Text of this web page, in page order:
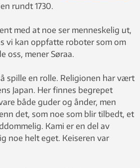
rundt 1730.
med at noe ser menneskelig ut,
vi kan oppfatte roboter som om
oss, mener Søraa.
spille en rolle. Religionen har vært
Japan. Her finnes begrepet
både guder og ånder, men
det, som noe som blir tilbedt, et
Kami er en del av
noe helt eget. Keiseren var